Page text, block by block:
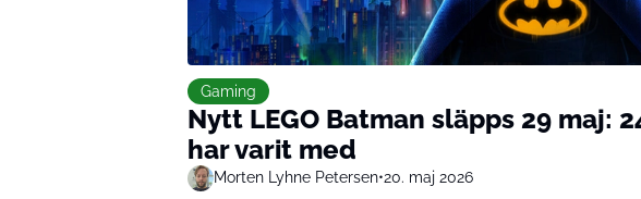
Gaming
Nytt LEGO Batman släpps 29 maj:
har varit med
Morten Lyhne Petersen•20. maj 2026